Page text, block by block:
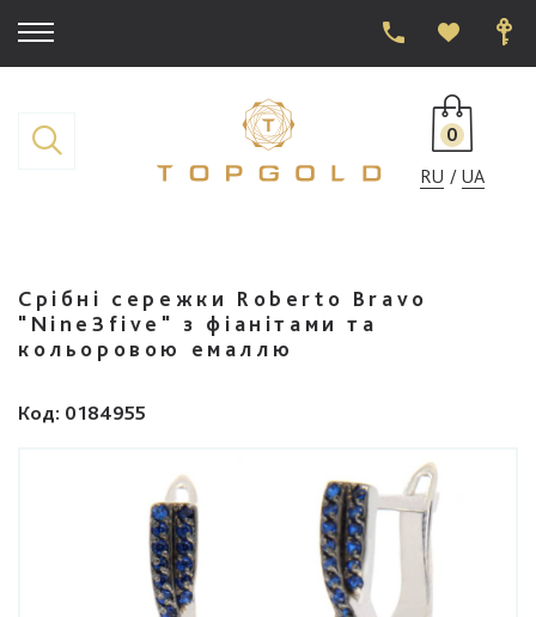
0
RU
UA
Срібні сережки Roberto Bravo
"Nine3five" з фіанітами та
кольоровою емаллю
Код: 0184955